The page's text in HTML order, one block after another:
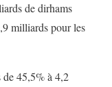
de dirhams
milliards pour les
de 45,5% à 4,2